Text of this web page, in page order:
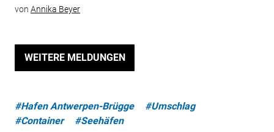
von Annika Beyer
WEITERE MELDUNGEN
#Hafen Antwerpen-Brügge
#Umschlag
#Container
#Seehäfen